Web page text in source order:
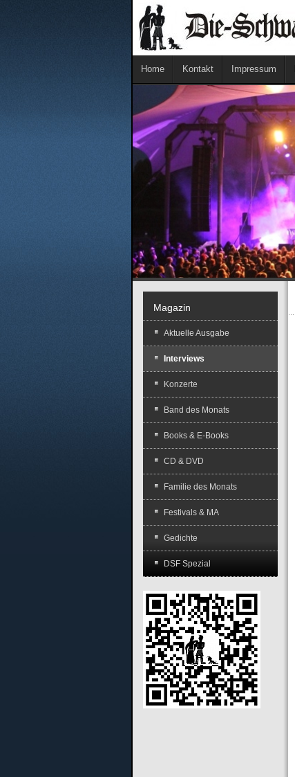
Home Kontakt Impressum
Magazin
Aktuelle Ausgabe
Interviews
Konzerte
Band des Monats
Books & E-Books
CD & DVD
Familie des Monats
Festivals & MA
Gedichte
DSF Spezial